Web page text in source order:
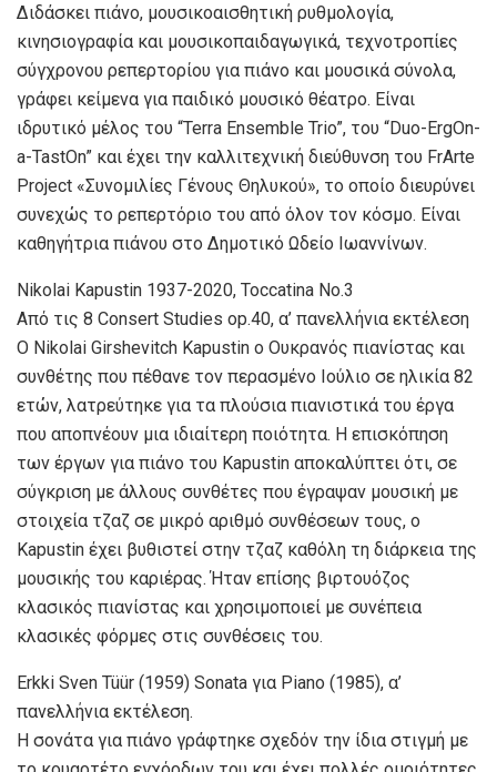
Διδάσκει πιάνο, μουσικoαισθητική ρυθμολογία,
κινησιογραφία και μουσικοπαιδαγωγικά, τεχνοτροπίες
σύγχρονου ρεπερτορίου για πιάνο και μουσικά σύνολα,
γράφει κείμενα για παιδικό μουσικό θέατρο. Είναι
ιδρυτικό μέλος του “Terra Ensemble Trio”, του “Duo-ErgOn-
a-TastOn” και έχει την καλλιτεχνική διεύθυνση του FrArte
Project «Συνομιλίες Γένους Θηλυκού», το οποίο διευρύνει
συνεχώς το ρεπερτόριο του από όλον τον κόσμο. Είναι
καθηγήτρια πιάνου στο Δημοτικό Ωδείο Ιωαννίνων.
Nikolai Kapustin 1937-2020, Toccatina Νο.3
Από τις 8 Consert Studies op.40, α’ πανελλήνια εκτέλεση
Ο Nikolai Girshevitch Kapustin ο Ουκρανός πιανίστας και
συνθέτης που πέθανε τον περασμένο Ιούλιο σε ηλικία 82
ετών, λατρεύτηκε για τα πλούσια πιανιστικά του έργα
που αποπνέουν μια ιδιαίτερη ποιότητα. Η επισκόπηση
των έργων για πιάνο του Kapustin αποκαλύπτει ότι, σε
σύγκριση με άλλους συνθέτες που έγραψαν μουσική με
στοιχεία τζαζ σε μικρό αριθμό συνθέσεων τους, ο
Kapustin έχει βυθιστεί στην τζαζ καθόλη τη διάρκεια της
μουσικής του καριέρας. Ήταν επίσης βιρτουόζος
κλασικός πιανίστας και χρησιμοποιεί με συνέπεια
κλασικές φόρμες στις συνθέσεις του.
Erkki Sven Tüür (1959) Sonata για Piano (1985), α’
πανελλήνια εκτέλεση.
H σονάτα για πιάνο γράφτηκε σχεδόν την ίδια στιγμή με